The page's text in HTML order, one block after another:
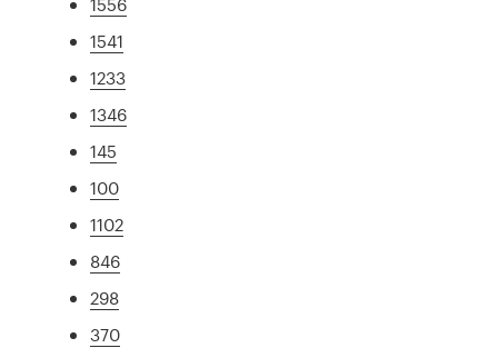
1541
1233
1346
145
100
1102
846
298
370